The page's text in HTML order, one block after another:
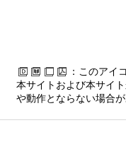
：このアイ
本サイトおよび本サイ
や動作とならない場合が